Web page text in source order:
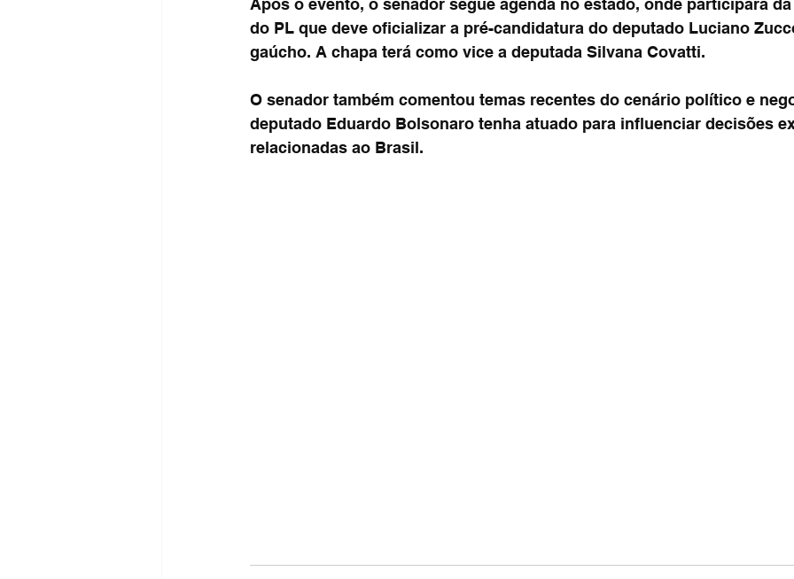
Após o evento, o senador segue agenda no estado, onde participará
do PL que deve oficializar a pré-candidatura do deputado Luciano
gaúcho. A chapa terá como vice a deputada Silvana Covatti.
O senador também comentou temas recentes do cenário político e
deputado Eduardo Bolsonaro tenha atuado para influenciar decisões
relacionadas ao Brasil.